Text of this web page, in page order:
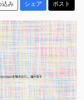
込み シェア ポスト